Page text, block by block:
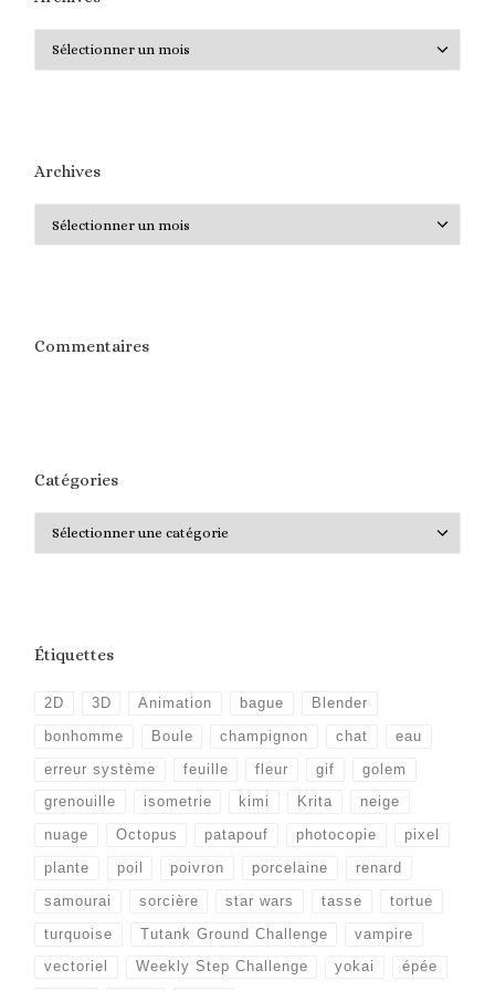
Archives
Commentaires
Catégories
Étiquettes
2D 3D Animation bague Blender
bonhomme Boule champignon chat eau
erreur système feuille fleur gif golem
grenouille isometrie kimi Krita neige
nuage Octopus patapouf photocopie pixel
plante poil poivron porcelaine renard
samourai sorcière star wars tasse tortue
turquoise Tutank Ground Challenge vampire
vectoriel Weekly Step Challenge yokai épée